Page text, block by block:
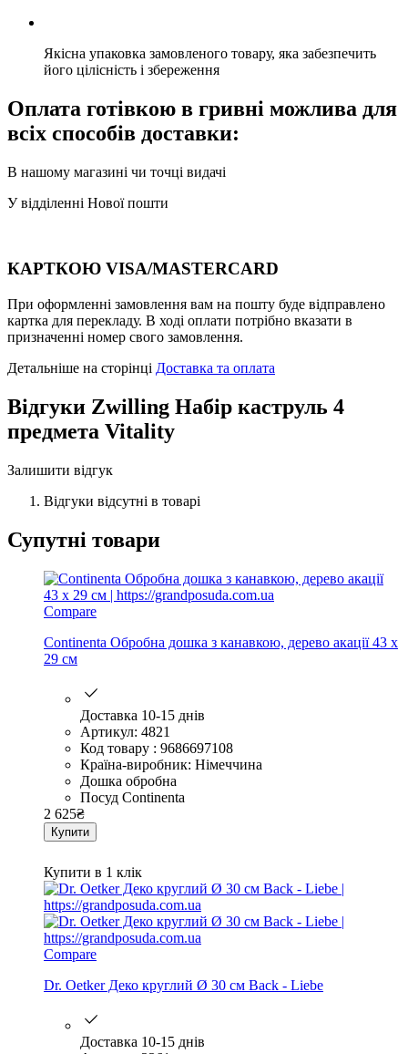
Якісна упаковка замовленого товару, яка забезпечить
його цілісність і збереження
Оплата готівкою в гривні можлива для
всіх способів доставки:
В нашому магазині чи точці видачі
У відділенні Нової пошти
КАРТКОЮ VISA/MASTERCARD
При оформленні замовлення вам на пошту буде відправлено
картка для перекладу. В ході оплати потрібно вказати в
призначенні номер свого замовлення.
Детальніше на сторінці Доставка та оплата
Відгуки Zwilling Набір каструль 4
предмета Vitality
Залишити відгук
Відгуки відсутні в товарі
Супутні товари
Compare
Continenta Обробна дошка з канавкою, дерево акації 43 х
29 см
Доставка 10-15 днів
Артикул: 4821
Код товару : 9686697108
Країна-виробник: Німеччина
Дошка обробна
Посуд Continenta
2 625₴
Купити
Купити в 1 клік
Compare
Dr. Oetker Деко круглий Ø 30 см Back - Liebe
Доставка 10-15 днів